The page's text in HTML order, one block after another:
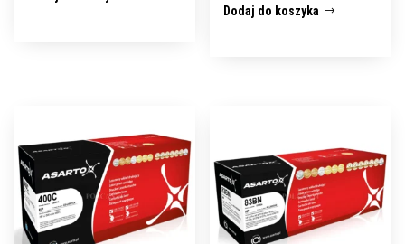
Dodaj do koszyka